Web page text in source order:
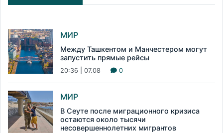
МИР
Между Ташкентом и Манчестером могут
запустить прямые рейсы
20:36 | 07.08 0
МИР
В Сеуте после миграционного кризиса
остаются около тысячи
несовершеннолетних мигрантов